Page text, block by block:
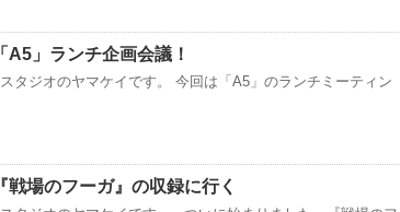
A5」ランチ企画会議！
タジオのヤマケイです。 今回は「A5」のランチミーティン
戦場のフーガ』の収録に行く